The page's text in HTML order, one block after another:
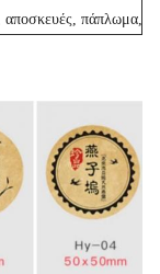
αποσκευές, πάπλωμα,
από το ISO